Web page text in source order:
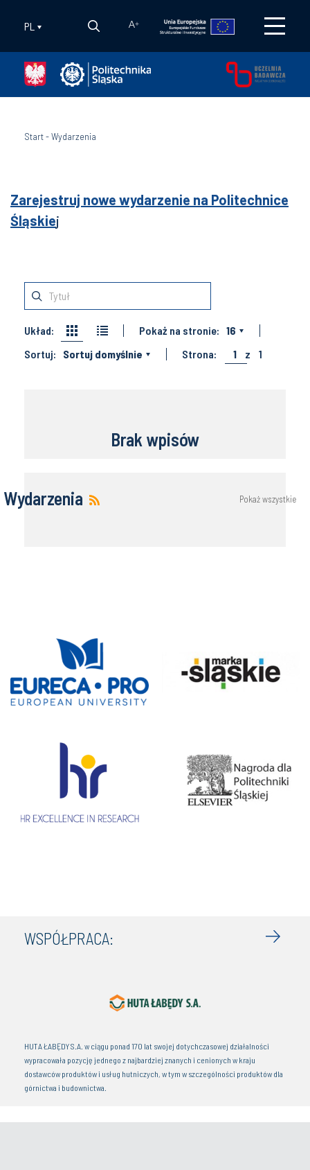
PL A+
Start-Wydarzenia
Zarejestruj nowe wydarzenie na Politechnice
Śląskiej
Układ: Pokaż na stronie: 16
Sortuj:
Sortuj domyślnie Strona: 1 z 1
Brak wpisów
Wydarzenia Pokaż wszystkie
WSPÓŁPRACA:
HUTA ŁABĘDY S.A. w ciągu ponad 170 lat swojej dotychczasowej działalności
wypracowała pozycję jednego z najbardziej znanych i cenionych w kraju
dostawców produktów i usług hutniczych, w tym w szczególności produktów dla
górnictwa i budownictwa.